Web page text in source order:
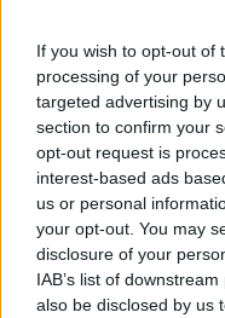
If you wish to opt-out of
processing of your
targeted advertising by
section to confirm your
opt-out request is
interest-based ads
us or personal
your opt-out. You may
disclosure of your
IAB’s list of
also be disclosed by us
ΔΕΙΤΕ ΕΠΙΣΗΣ
ΣΤΗΝ ΙΔΙΑ